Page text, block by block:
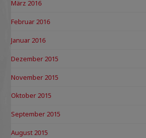
März 2016
Februar 2016
Januar 2016
Dezember 2015
November 2015
Oktober 2015
September 2015
August 2015